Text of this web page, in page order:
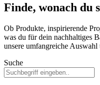
Finde, wonach du
Ob Produkte, inspirierende
was du für dein nachhaltiges
unsere umfangreiche
Suche